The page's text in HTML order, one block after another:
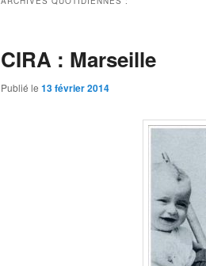
CIRA : Marseille
Publié le 13 février 2014